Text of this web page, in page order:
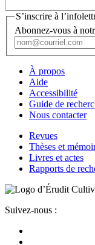
S’inscrire à
Abonnez-vous à
À propos
Aide
Accessibilité
Guide de
Nous contacter
Revues
Thèses et
Livres et actes
Rapports de
Suivez-nous :